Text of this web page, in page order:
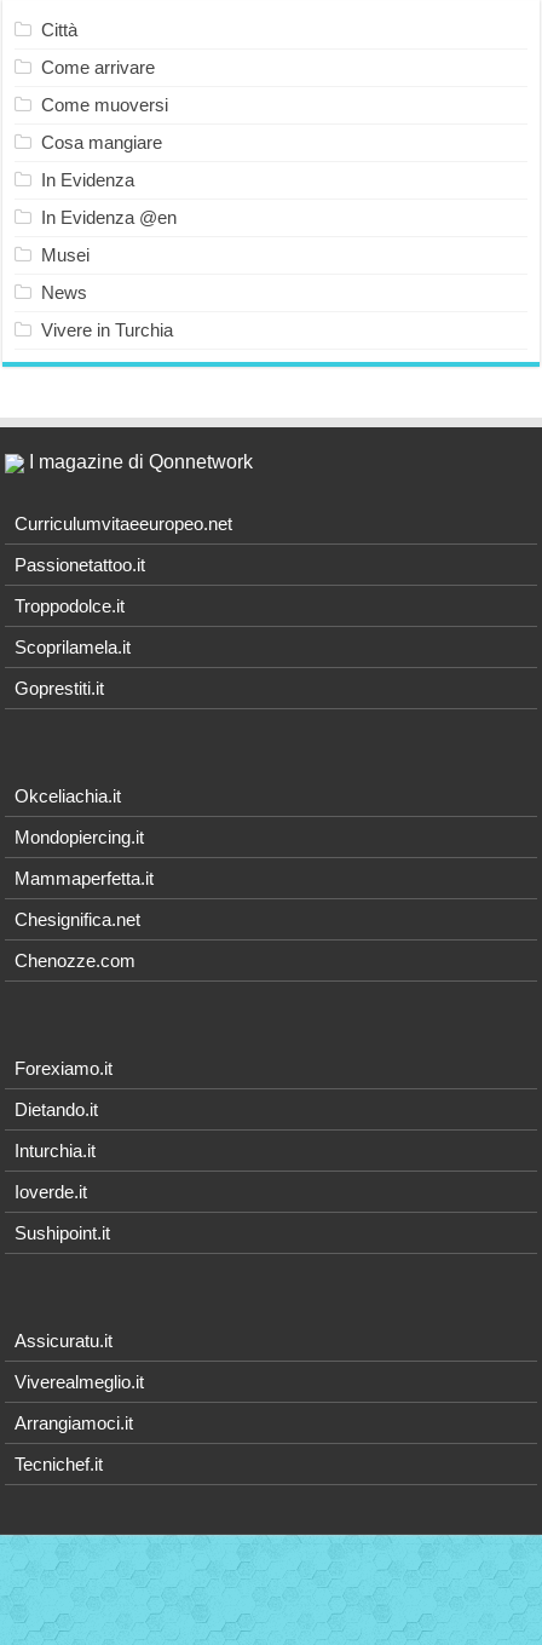
Città
Come arrivare
Come muoversi
Cosa mangiare
In Evidenza
In Evidenza @en
Musei
News
Vivere in Turchia
I magazine di Qonnetwork
Curriculumvitaeeuropeo.net
Passionetattoo.it
Troppodolce.it
Scoprilamela.it
Goprestiti.it
Okceliachia.it
Mondopiercing.it
Mammaperfetta.it
Chesignifica.net
Chenozze.com
Forexiamo.it
Dietando.it
Inturchia.it
Ioverde.it
Sushipoint.it
Assicuratu.it
Viverealmeglio.it
Arrangiamoci.it
Tecnichef.it